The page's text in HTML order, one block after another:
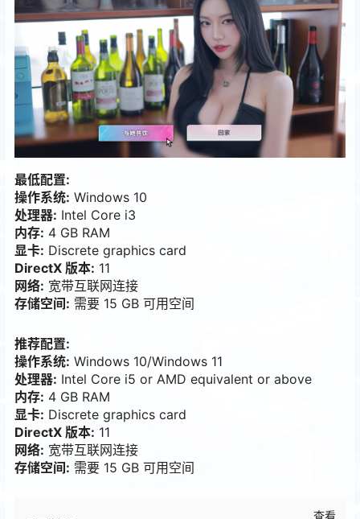
最低配置:
操作系统: Windows 10
处理器: Intel Core i3
内存: 4 GB RAM
显卡: Discrete graphics card
DirectX 版本: 11
网络: 宽带互联网连接
存储空间: 需要 15 GB 可用空间
推荐配置:
操作系统: Windows 10/Windows 11
处理器: Intel Core i5 or AMD equivalent or above
内存: 4 GB RAM
显卡: Discrete graphics card
DirectX 版本: 11
网络: 宽带互联网连接
存储空间: 需要 15 GB 可用空间
查看